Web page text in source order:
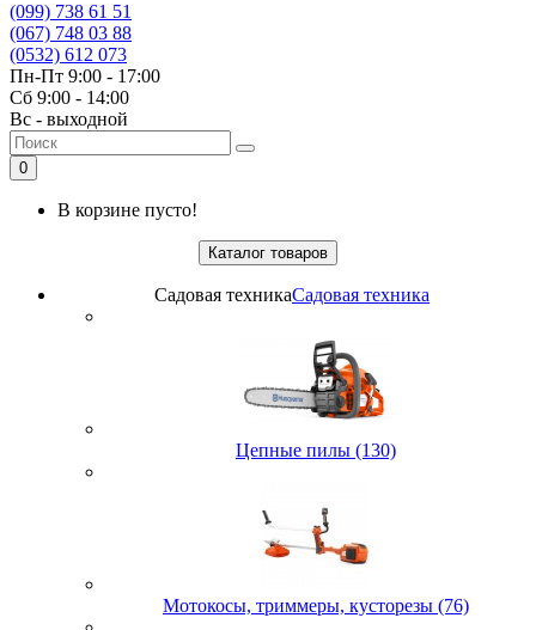
(099) 738 61 51
(067) 748 03 88
(0532) 612 073
Пн-Пт 9:00 - 17:00
Сб 9:00 - 14:00
Вс - выходной
0
В корзине пусто!
Каталог товаров
Садовая техникаСадовая техника
Цепные пилы (130)
Мотокосы, триммеры, кусторезы (76)